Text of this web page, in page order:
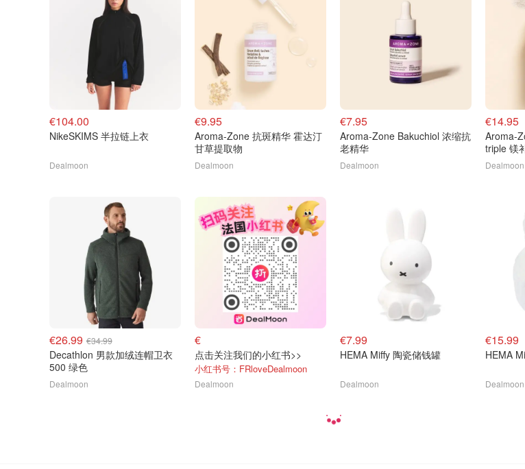
€104.00
NikeSKIMS 半拉链上衣
Dealmoon
€9.95
Aroma-Zone 抗斑精华 霍达汀
甘草提取物
Dealmoon
€7.95
Aroma-Zone Bakuchiol 浓缩抗
老精华
Dealmoon
€14.95
Aroma-
triple 镁
Dealmoon
€26.99 €34.99
Decathlon 男款加绒连帽卫衣
500 绿色
Dealmoon
€
点击关注我们的小红书>>
小红书号：FRloveDealmoon
Dealmoon
€7.99
HEMA Miffy 陶瓷储钱罐
Dealmoon
€15.99
HEMA
Dealmoon